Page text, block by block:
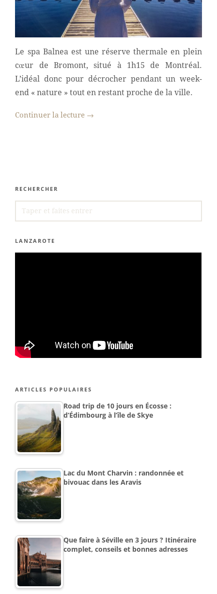
Le spa Balnea est une réserve thermale en plein
cœur de Bromont, situé à 1h15 de Montréal.
L’idéal donc pour décrocher pendant un week-
end « nature » tout en restant proche de la ville.
Continuer la lecture →
RECHERCHER
FOR:
LANZAROTE
ARTICLES POPULAIRES
Road trip de 10 jours en Écosse :
d’Édimbourg à l’île de Skye
Lac du Mont Charvin : randonnée et
bivouac dans les Aravis
Que faire à Séville en 3 jours ? Itinéraire
complet, conseils et bonnes adresses